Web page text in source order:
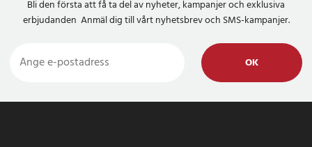
Bli den första att få ta del av nyheter, kampanjer och exklusiva
erbjudanden Anmäl dig till vårt nyhetsbrev och SMS-kampanjer.
OK